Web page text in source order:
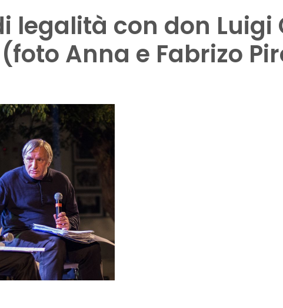
legalità con don Luigi
(foto Anna e Fabrizo